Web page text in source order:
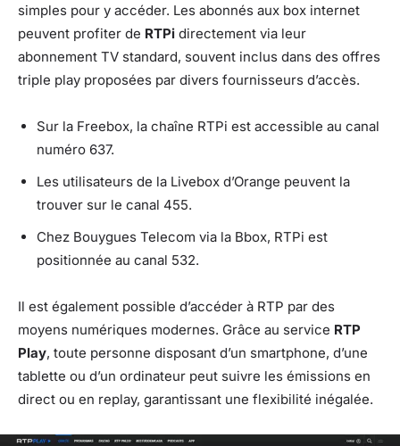
simples pour y accéder. Les abonnés aux box internet
peuvent profiter de RTPi directement via leur
abonnement TV standard, souvent inclus dans des offres
triple play proposées par divers fournisseurs d’accès.
Sur la Freebox, la chaîne RTPi est accessible au canal
numéro 637.
Les utilisateurs de la Livebox d’Orange peuvent la
trouver sur le canal 455.
Chez Bouygues Telecom via la Bbox, RTPi est
positionnée au canal 532.
Il est également possible d’accéder à RTP par des
moyens numériques modernes. Grâce au service RTP
Play, toute personne disposant d’un smartphone, d’une
tablette ou d’un ordinateur peut suivre les émissions en
direct ou en replay, garantissant une flexibilité inégalée.